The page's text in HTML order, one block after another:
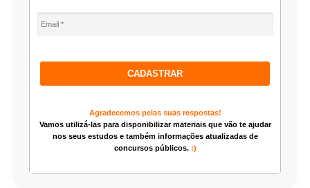
CADASTRAR
Agradecemos pelas suas respostas!
Vamos utilizá-las para disponibilizar materiais que vão te ajudar
nos seus estudos e também informações atualizadas de
concursos públicos. :)